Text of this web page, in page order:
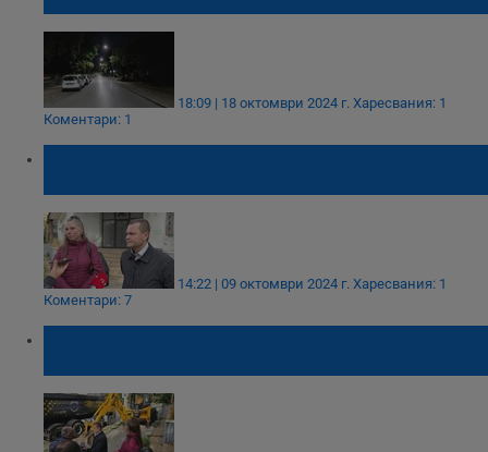
18:09 | 18 октомври 2024 г. Харесвания: 1
Коментари: 1
14:22 | 09 октомври 2024 г. Харесвания: 1
Коментари: 7